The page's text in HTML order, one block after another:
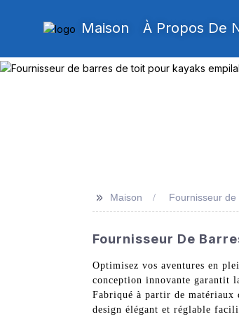
Maison À Propos De
>> Maison Fournisseur
Fournisseur De
Optimisez vos aventures en
conception innovante garantit
Fabriqué à partir de
design élégant et réglable